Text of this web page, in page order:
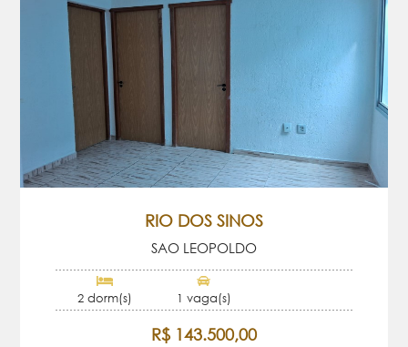
RIO DOS SINOS
SAO LEOPOLDO
2 dorm(s) 1 vaga(s)
R$ 143.500,00